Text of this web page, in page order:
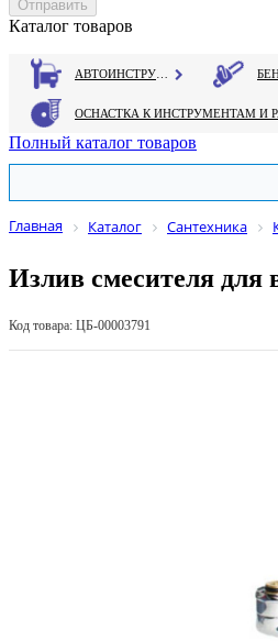
Каталог товаров
Полный каталог товаров
Главная Каталог Сантехника
Излив смесителя для
Код товара: ЦБ-00003791